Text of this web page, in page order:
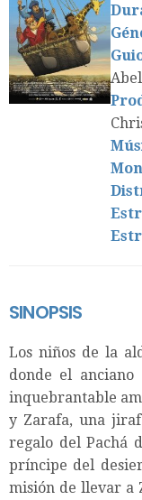
SINOPSIS
Los niños de la
donde el
inquebrantable
y Zarafa, una
regalo del Pachá
príncipe del
misión de llevar a